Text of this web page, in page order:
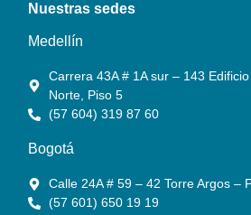
Nuestras sedes
Medellín
Carrera 43A # 1A sur – 143
Norte, Piso 5
(57 604) 319 87 60
Bogotá
Calle 24A # 59 – 42 Torre Argos –
(57 601) 650 19 19